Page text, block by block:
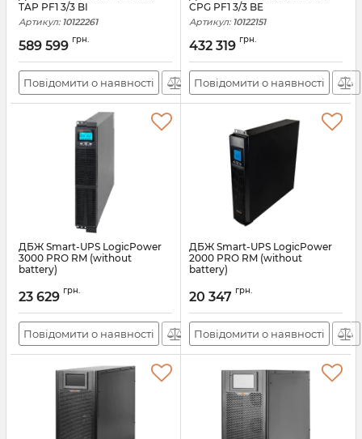
TAP PF1 3/3 BI
Артикул: 10122261
589 599 грн.
Повідомити о наявності
CPG PF1 3/3 BE
Артикул: 10122151
432 319 грн.
Повідомити о наявності
ДБЖ Smart-UPS LogicPower
3000 PRO RM (without
battery)
23 629 грн.
Повідомити о наявності
ДБЖ Smart-UPS LogicPower
2000 PRO RM (without
battery)
20 347 грн.
Повідомити о наявності